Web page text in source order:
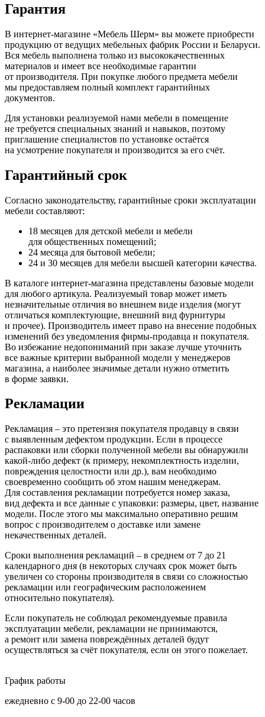
Гарантия
В интернет-магазине «Мебель Шерм» вы можете приобрести
продукцию от ведущих мебельных фабрик России и Беларуси.
Вся мебель выполнена только из высококачественных
материалов и имеет все необходимые гарантии
от производителя. При покупке любого предмета мебели
мы предоставляем полный комплект гарантийных
документов.
Для установки реализуемой нами мебели в помещение
не требуется специальных знаний и навыков, поэтому
приглашение специалистов по установке остаётся
на усмотрение покупателя и производится за его счёт.
Гарантийный срок
Согласно законодательству, гарантийные сроки эксплуатации
мебели составляют:
18 месяцев для детской мебели и мебели
для общественных помещений;
24 месяца для бытовой мебели;
24 и 30 месяцев для мебели высшей категории качества.
В каталоге интернет-магазина представлены базовые модели
для любого артикула. Реализуемый товар может иметь
незначительные отличия во внешнем виде изделия (могут
отличаться комплектующие, внешний вид фурнитуры
и прочее). Производитель имеет право на внесение подобных
изменений без уведомления фирмы-продавца и покупателя.
Во избежание недопониманий при заказе лучше уточнить
все важные критерии выбранной модели у менеджеров
магазина, а наиболее значимые детали нужно отметить
в форме заявки.
Рекламации
Рекламация – это претензия покупателя продавцу в связи
с выявленным дефектом продукции. Если в процессе
распаковки или сборки полученной мебели вы обнаружили
какой-либо дефект (к примеру, некомплектность изделии,
повреждения целостности или др.), вам необходимо
своевременно сообщить об этом нашим менеджерам.
Для составления рекламации потребуется номер заказа,
вид дефекта и все данные с упаковки: размеры, цвет, название
модели. После этого мы максимально оперативно решим
вопрос с производителем о доставке или замене
некачественных деталей.
Сроки выполнения рекламаций – в среднем от 7 до 21
календарного дня (в некоторых случаях срок может быть
увеличен со стороны производителя в связи со сложностью
рекламации или географическим расположением
относительно покупателя).
Если покупатель не соблюдал рекомендуемые правила
эксплуатации мебели, рекламации не принимаются,
а ремонт или замена повреждённых деталей будут
осуществляться за счёт покупателя, если он этого пожелает.
График работы
ежедневно с 9-00 до 22-00 часов